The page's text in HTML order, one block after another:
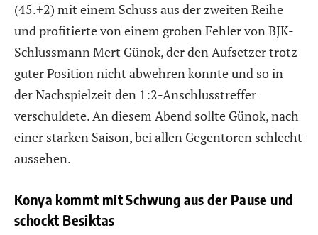
(45.+2) mit einem Schuss aus der zweiten Reihe
und profitierte von einem groben Fehler von BJK-
Schlussmann Mert Günok, der den Aufsetzer trotz
guter Position nicht abwehren konnte und so in
der Nachspielzeit den 1:2-Anschlusstreffer
verschuldete. An diesem Abend sollte Günok, nach
einer starken Saison, bei allen Gegentoren schlecht
aussehen.
Konya kommt mit Schwung aus der Pause und
schockt Besiktas